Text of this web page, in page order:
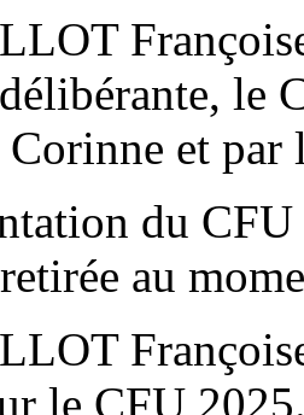
le
et
du
au
le CFU